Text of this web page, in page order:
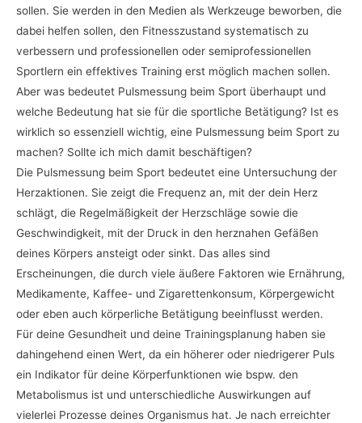
sollen. Sie werden in den Medien als Werkzeuge beworben, die
dabei helfen sollen, den Fitnesszustand systematisch zu
verbessern und professionellen oder semiprofessionellen
Sportlern ein effektives Training erst möglich machen sollen.
Aber was bedeutet Pulsmessung beim Sport überhaupt und
welche Bedeutung hat sie für die sportliche Betätigung? Ist es
wirklich so essenziell wichtig, eine Pulsmessung beim Sport zu
machen? Sollte ich mich damit beschäftigen?
Die Pulsmessung beim Sport bedeutet eine Untersuchung der
Herzaktionen. Sie zeigt die Frequenz an, mit der dein Herz
schlägt, die Regelmäßigkeit der Herzschläge sowie die
Geschwindigkeit, mit der Druck in den herznahen Gefäßen
deines Körpers ansteigt oder sinkt. Das alles sind
Erscheinungen, die durch viele äußere Faktoren wie Ernährung,
Medikamente, Kaffee- und Zigarettenkonsum, Körpergewicht
oder eben auch körperliche Betätigung beeinflusst werden.
Für deine Gesundheit und deine Trainingsplanung haben sie
dahingehend einen Wert, da ein höherer oder niedrigerer Puls
ein Indikator für deine Körperfunktionen wie bspw. den
Metabolismus ist und unterschiedliche Auswirkungen auf
vielerlei Prozesse deines Organismus hat. Je nach erreichter